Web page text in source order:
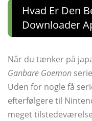
Hvad Er Den
Downloader
Når du tænker på
Ganbare Goemon
Uden for nogle få
efterfølgere til
meget